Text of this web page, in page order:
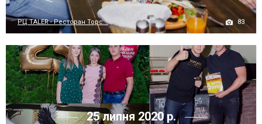
РЦ TALER - Ресторан Торс... 83
25 липня 2020 р.